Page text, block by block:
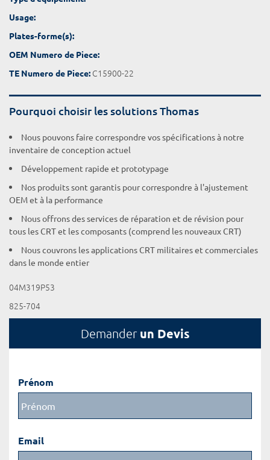
Usage:
Plates-forme(s):
OEM Numero de Piece:
TE Numero de Piece: C15900-22
Pourquoi choisir les solutions Thomas
Nous pouvons faire correspondre vos spécifications à notre
inventaire de conception actuel
Développement rapide et prototypage
Nos produits sont garantis pour correspondre à l'ajustement
OEM et à la performance
Nous offrons des services de réparation et de révision pour
tous les CRT et les composants (comprend les nouveaux CRT)
Nous couvrons les applications CRT militaires et commerciales
dans le monde entier
04M319P53
825-704
Demander un Devis
Prénom
Email